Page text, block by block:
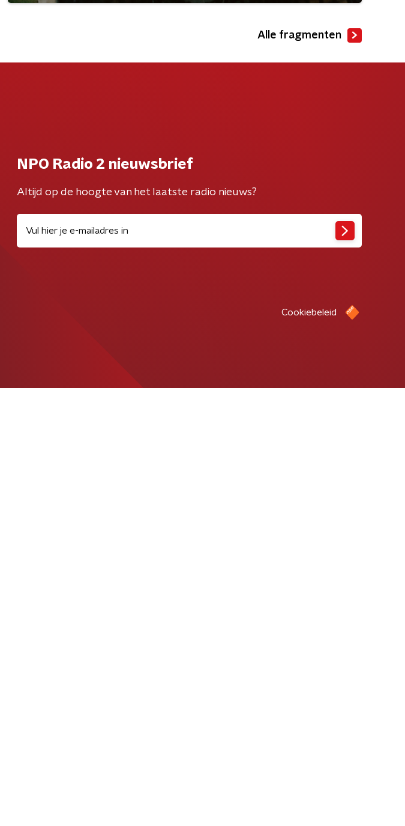
Alle fragmenten
NPO Radio 2 nieuwsbrief
Altijd op de hoogte van het laatste radio nieuws?
Cookiebeleid